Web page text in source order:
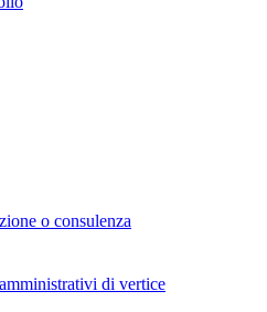
o consulenza
di vertice